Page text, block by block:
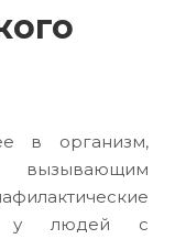
в организм,
вызывающим
у людей с